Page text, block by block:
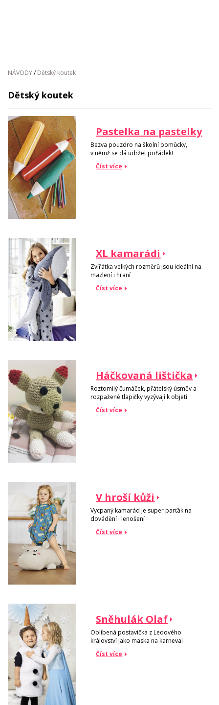
NÁVODY/ Dětský koutek
Dětský koutek
Pastelka na pastelky
Bezva pouzdro na školní pomůcky,
v němž se dá udržet pořádek!
Číst více
XL kamarádi
Zvířátka velkých rozměrů jsou ideální na
mazlení i hraní
Číst více
Háčkovaná lištička
Roztomilý čumáček, přátelský úsměv a
rozpažené tlapičky vyzývají k objetí
Číst více
V hroší kůži
Vycpaný kamarád je super parťák na
dovádění i lenošení
Číst více
Sněhulák Olaf
Oblíbená postavička z Ledového
království jako maska na karneval
Číst více